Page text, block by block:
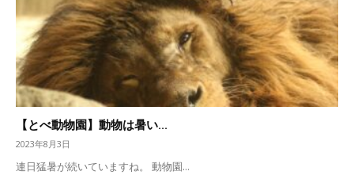
【とべ動物園】動物は暑い...
2023年8月3日
連日猛暑が続いていますね。 動物園...